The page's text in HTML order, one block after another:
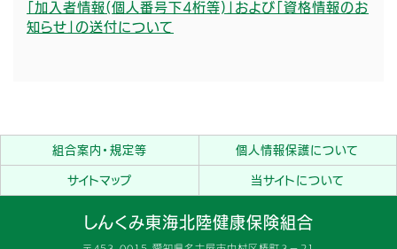
「加入者情報(個人番号下4桁等)」および「資格情報のお
知らせ」の送付について
組合案内・規定等 個人情報保護について
サイトマップ 当サイトについて
しんくみ東海北陸健康保険組合